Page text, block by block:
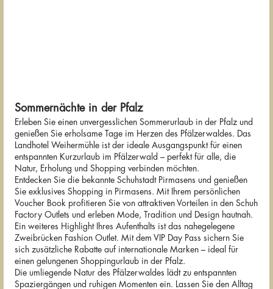
Sommernächte in der Pfalz
Erleben Sie einen unvergesslichen Sommerurlaub in der Pfalz und
genießen Sie erholsame Tage im Herzen des Pfälzerwaldes. Das
Landhotel Weihermühle ist der ideale Ausgangspunkt für einen
entspannten Kurzurlaub im Pfälzerwald – perfekt für alle, die
Natur, Erholung und Shopping verbinden möchten.
Entdecken Sie die bekannte Schuhstadt Pirmasens und genießen
Sie exklusives Shopping in Pirmasens. Mit Ihrem persönlichen
Voucher Book profitieren Sie von attraktiven Vorteilen in den Schuh
Factory Outlets und erleben Mode, Tradition und Design hautnah.
Ein weiteres Highlight Ihres Aufenthalts ist das nahegelegene
Zweibrücken Fashion Outlet. Mit dem VIP Day Pass sichern Sie
sich zusätzliche Rabatte auf internationale Marken – ideal für
einen gelungenen Shoppingurlaub in der Pfalz.
Die umliegende Natur des Pfälzerwaldes lädt zu entspannten
Spaziergängen und ruhigen Momenten ein. Lassen Sie den Alltag